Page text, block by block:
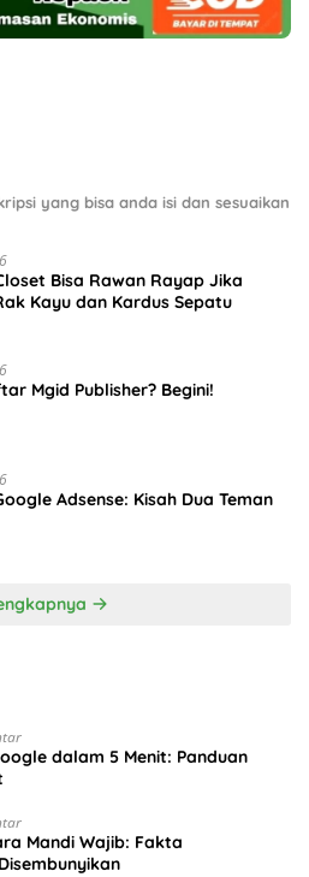
yang bisa anda isi dan sesuaikan
Bisa Rawan Rayap Jika
Kayu dan Kardus Sepatu
Mgid Publisher? Begini!
Adsense: Kisah Dua Teman
dalam 5 Menit: Panduan
Mandi Wajib: Fakta